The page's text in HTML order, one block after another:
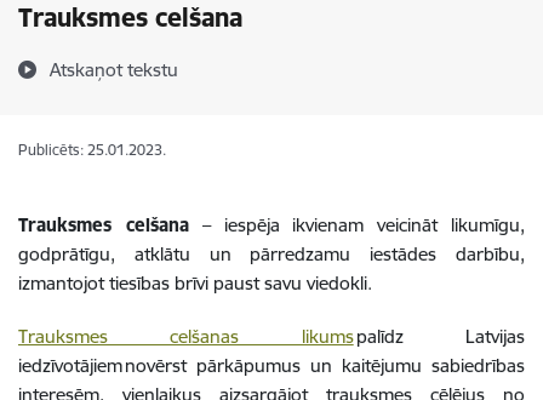
Trauksmes celšana
Atskaņot tekstu
Publicēts: 25.01.2023.
Trauksmes celšana– iespēja ikvienam veicināt likumīgu,
godprātīgu, atklātu un pārredzamu iestādes darbību,
izmantojot tiesības brīvi paust savu viedokli.
Trauksmes celšanas likumspalīdz Latvijas
iedzīvotājiem novērst pārkāpumus un kaitējumu sabiedrības
interesēm, vienlaikus aizsargājot trauksmes cēlējus no